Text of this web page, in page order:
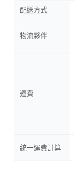
配送方式
物流夥伴
運費
統一運費計算